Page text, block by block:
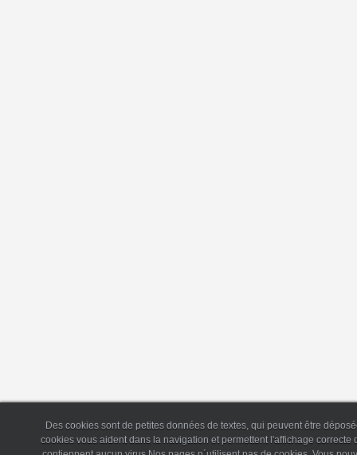
Des cookies sont de petites données de textes, qui peuvent être
cookies vous aident dans la navigation et permettent l'affichage